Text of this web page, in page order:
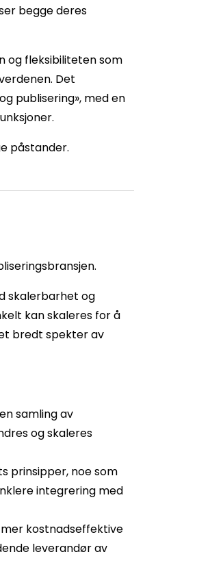
begge deres
og fleksibiliteten som
Det
publisering», med en
påstander.
skalerbarhet og
kan skaleres for å
bredt spekter av
samling av
og skaleres
prinsipper, noe som
integrering med
kostnadseffektive
leverandør av